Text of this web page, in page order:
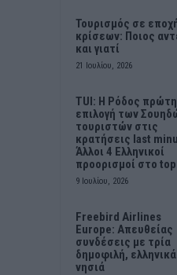
Τουρισμός σε
κρίσεων: Ποιος
και γιατί
21 Ιουλίου, 2026
TUI: Η Ρόδος πρώτη
επιλογή των
τουριστών στις
κρατήσεις last
Άλλοι 4 Ελληνικοί
προορισμοί στο
9 Ιουλίου, 2026
Freebird Airlines
Europe: Aπευθείας
συνδέσεις με τρία
δημοφιλή, ελληνικά
νησιά